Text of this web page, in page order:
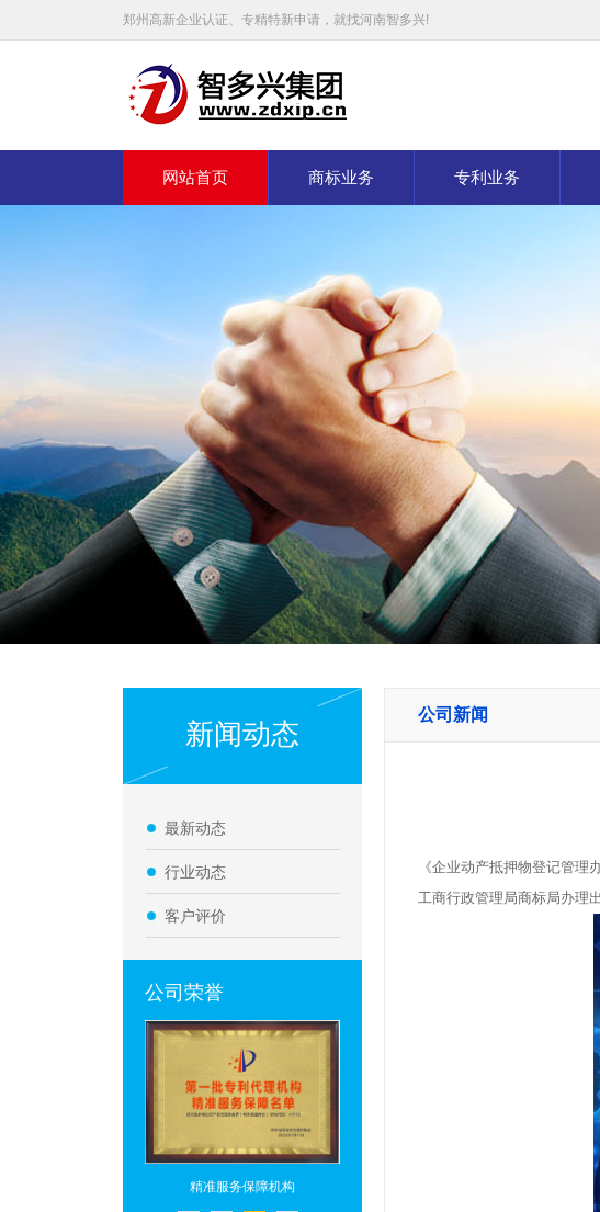
郑州高新企业认证、专精特新申请，就找河南智多兴!
网站首页 商标业务 专利业务
新闻动态
最新动态
行业动态
客户评价
公司荣誉
精准服务保障机构
公司新闻
《企业动产抵押物登记管
工商行政管理局商标局办理